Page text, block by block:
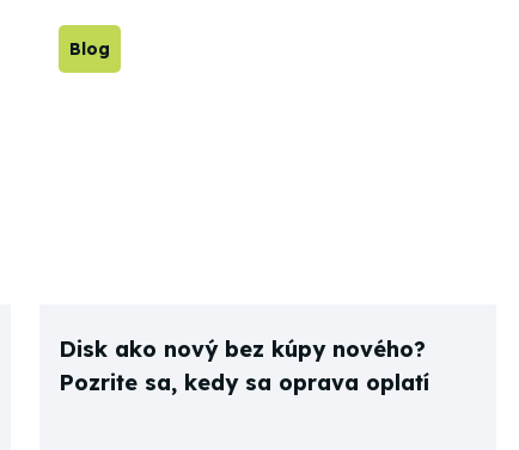
Blog
Disk ako nový bez kúpy nového?
Pozrite sa, kedy sa oprava oplatí